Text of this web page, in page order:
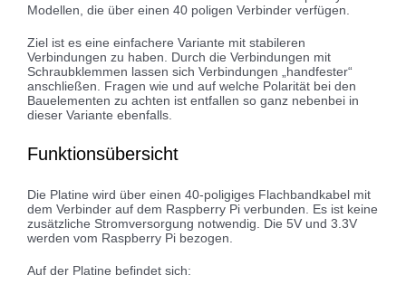
Modellen, die über einen 40 poligen Verbinder verfügen.
Ziel ist es eine einfachere Variante mit stabileren
Verbindungen zu haben. Durch die Verbindungen mit
Schraubklemmen lassen sich Verbindungen „handfester“
anschließen. Fragen wie und auf welche Polarität bei den
Bauelementen zu achten ist entfallen so ganz nebenbei in
dieser Variante ebenfalls.
Funktionsübersicht
Die Platine wird über einen 40-poligiges Flachbandkabel mit
dem Verbinder auf dem Raspberry Pi verbunden. Es ist keine
zusätzliche Stromversorgung notwendig. Die 5V und 3.3V
werden vom Raspberry Pi bezogen.
Auf der Platine befindet sich: